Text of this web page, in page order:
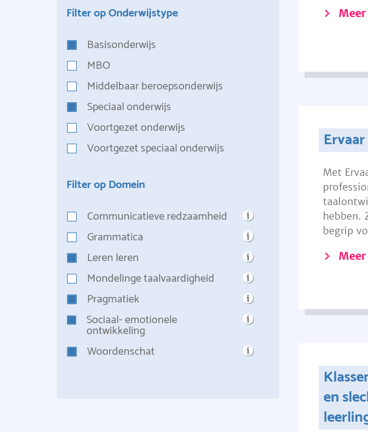
Filter op Onderwijstype
Basisonderwijs
MBO
Middelbaar beroepsonderwijs
Speciaal onderwijs
Voortgezet onderwijs
Voortgezet speciaal onderwijs
Filter op Domein
Communicatieve redzaamheid
Grammatica
Leren leren
Mondelinge taalvaardigheid
Pragmatiek
Sociaal- emotionele
ontwikkeling
Woordenschat
Met
hebben.
begrip
en